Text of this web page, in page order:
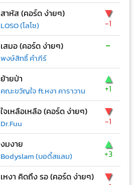
สาหัส (คอร์ด ง่ายๆ)
LOSO (โลโซ)
▼
-1
เสมอ (คอร์ด ง่ายๆ)
พงษ์สิทธิ์ คำภีร์
-
ย้ายป่า
คณะขวัญใจ ft.หงา คาราวาน
▲
+1
ใจเหลือเหลือ (คอร์ด ง่ายๆ)
Dr.Fuu
▼
-1
งมงาย
Bodyslam (บอดี้สแลม)
▲
+3
เหงา คิดถึง รอ (คอร์ด ง่ายๆ) ▼